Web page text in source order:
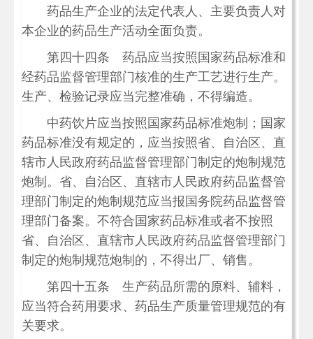
药品生产企业的法定代表人、主要负责人对
本企业的药品生产活动全面负责。
第四十四条 药品应当按照国家药品标准和
经药品监督管理部门核准的生产工艺进行生产。
生产、检验记录应当完整准确，不得编造。
中药饮片应当按照国家药品标准炮制；国家
药品标准没有规定的，应当按照省、自治区、直
辖市人民政府药品监督管理部门制定的炮制规范
炮制。省、自治区、直辖市人民政府药品监督管
理部门制定的炮制规范应当报国务院药品监督管
理部门备案。不符合国家药品标准或者不按照
省、自治区、直辖市人民政府药品监督管理部门
制定的炮制规范炮制的，不得出厂、销售。
第四十五条 生产药品所需的原料、辅料，
应当符合药用要求、药品生产质量管理规范的有
关要求。